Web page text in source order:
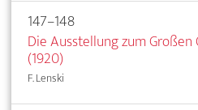
147–148
Die Ausstellung zum
(1920)
F. Lenski